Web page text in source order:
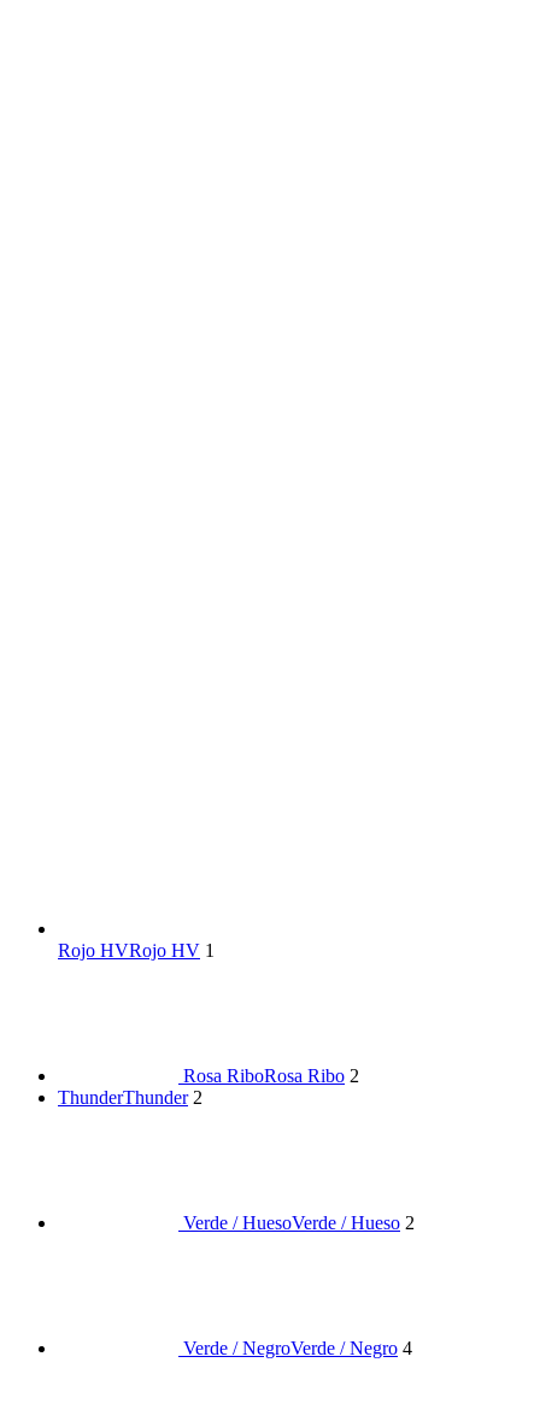
Rojo HVRojo HV 1
Rosa RiboRosa Ribo 2
ThunderThunder 2
Verde / HuesoVerde / Hueso 2
Verde / NegroVerde / Negro 4